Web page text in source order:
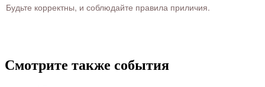
Будьте корректны, и соблюдайте правила приличия.
Смотрите также события